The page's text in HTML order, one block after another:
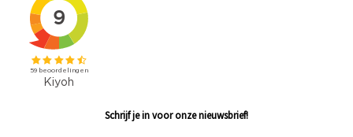
Schrijf je in voor onze nieuwsbrief!